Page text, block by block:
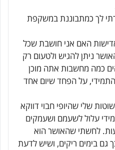
לך כמתבוננת במשקפת
האם אני חושבת שכל
ניתן להגיש ולטעום רק
כמה מחשבות אתה מוכן
על הפחד שיום אחד
שלי שהיופי חבוי דווקא
מידי עלול לשעמם ושעמקים
לחשתי שהאושר הוא
גם בימים ריקים, ושיש לדעת